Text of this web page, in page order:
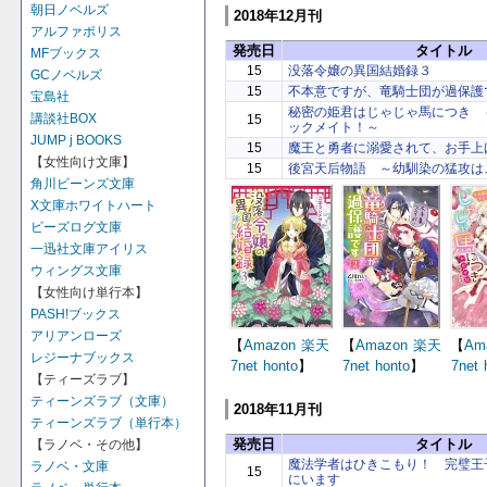
朝日ノベルズ
アルファポリス
MFブックス
GCノベルズ
宝島社
講談社BOX
JUMP j BOOKS
【女性向け文庫】
角川ビーンズ文庫
X文庫ホワイトハート
ビーズログ文庫
一迅社文庫アイリス
ウィングス文庫
【女性向け単行本】
PASH!ブックス
アリアンローズ
レジーナブックス
【ティーズラブ】
ティーンズラブ（文庫）
ティーンズラブ（単行本）
【ラノベ・その他】
ラノベ・文庫
2018年12月刊
発売日 タイトル
15
没落令嬢の異国結婚録３
15
不本意ですが、竜騎士団が過保護
15
秘密の姫君はじゃじゃ馬につき
ックメイト！～
15
魔王と勇者に溺愛されて、お手
15
後宮天后物語 ～幼馴染の猛攻は
【Amazon 楽天
7net honto】
【Amazon 楽天
7net honto】
【
7net
2018年11月刊
発売日 タイトル
15
魔法学者はひきこもり！ 完璧王
にいます